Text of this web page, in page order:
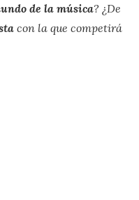
de la música? ¿De
con la que competirá